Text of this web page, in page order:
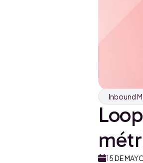
Inbound
15 DE